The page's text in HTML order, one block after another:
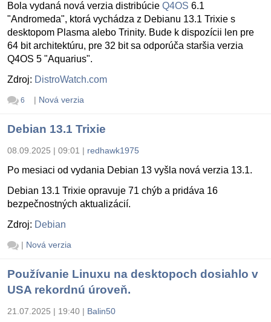
Bola vydaná nová verzia distribúcie Q4OS 6.1
"Andromeda", ktorá vychádza z Debianu 13.1 Trixie s
desktopom Plasma alebo Trinity. Bude k dispozícii len pre
64 bit architektúru, pre 32 bit sa odporúča staršia verzia
Q4OS 5 "Aquarius".
Zdroj: DistroWatch.com
6 | Nová verzia
Debian 13.1 Trixie
08.09.2025 | 09:01 | redhawk1975
Po mesiaci od vydania Debian 13 vyšla nová verzia 13.1.
Debian 13.1 Trixie opravuje 71 chýb a pridáva 16
bezpečnostných aktualizácií.
Zdroj: Debian
| Nová verzia
Používanie Linuxu na desktopoch dosiahlo v
USA rekordnú úroveň.
21.07.2025 | 19:40 | Balin50